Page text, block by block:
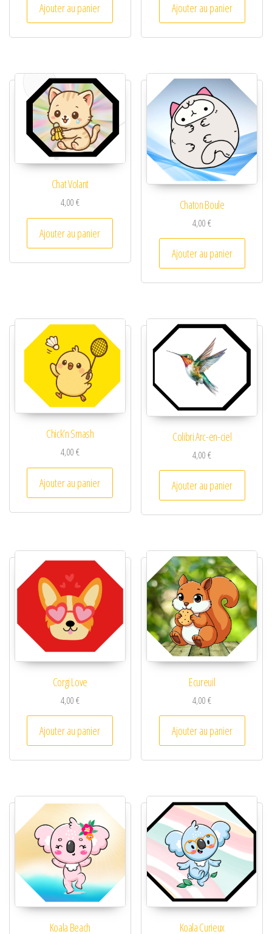
Ajouter au panier Ajouter au panier
Chat Volant
4,00€
Ajouter au panier
Chaton Boule
4,00€
Ajouter au panier
Chick’n Smash
4,00€
Ajouter au panier
Colibri Arc-en-ciel
4,00€
Ajouter au panier
Corgi Love
4,00€
Ajouter au panier
Ecureuil
4,00€
Ajouter au panier
Koala Beach Koala Curieux